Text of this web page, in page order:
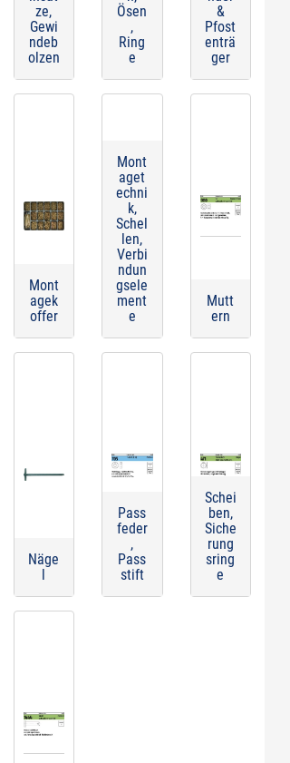
ze,
Gewi
ndeb
olzen
Ösen
,
Ring
e
&
Pfost
enträ
ger
Mont
agek
offer
Mont
aget
echni
k,
Schel
len,
Verbi
ndun
gsele
ment
e
Mutt
ern
Näge
l
Pass
feder
,
Pass
stift
Schei
ben,
Siche
rung
sring
e